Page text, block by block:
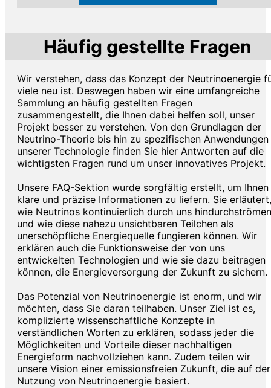
Häufig gestellte Fragen
Wir verstehen, dass das Konzept der Neutrinoenergie
viele neu ist. Deswegen haben wir eine umfangreiche
Sammlung an häufig gestellten Fragen
zusammengestellt, die Ihnen dabei helfen soll, unser
Projekt besser zu verstehen. Von den Grundlagen der
Neutrino-Theorie bis hin zu spezifischen Anwendungen
unserer Technologie finden Sie hier Antworten auf die
wichtigsten Fragen rund um unser innovatives Projekt.
Unsere FAQ-Sektion wurde sorgfältig erstellt, um Ihnen
klare und präzise Informationen zu liefern. Sie erläutert,
wie Neutrinos kontinuierlich durch uns hindurchströmen
und wie diese nahezu unsichtbaren Teilchen als
unerschöpfliche Energiequelle fungieren können. Wir
erklären auch die Funktionsweise der von uns
entwickelten Technologien und wie sie dazu beitragen
können, die Energieversorgung der Zukunft zu sichern.
Das Potenzial von Neutrinoenergie ist enorm, und wir
möchten, dass Sie daran teilhaben. Unser Ziel ist es,
komplizierte wissenschaftliche Konzepte in
verständlichen Worten zu erklären, sodass jeder die
Möglichkeiten und Vorteile dieser nachhaltigen
Energieform nachvollziehen kann. Zudem teilen wir
unsere Vision einer emissionsfreien Zukunft, die auf der
Nutzung von Neutrinoenergie basiert.